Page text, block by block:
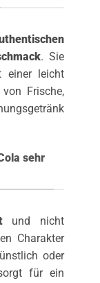
. Sie
einer leicht
Frische,
sehr
und nicht
Charakter
oder
für ein